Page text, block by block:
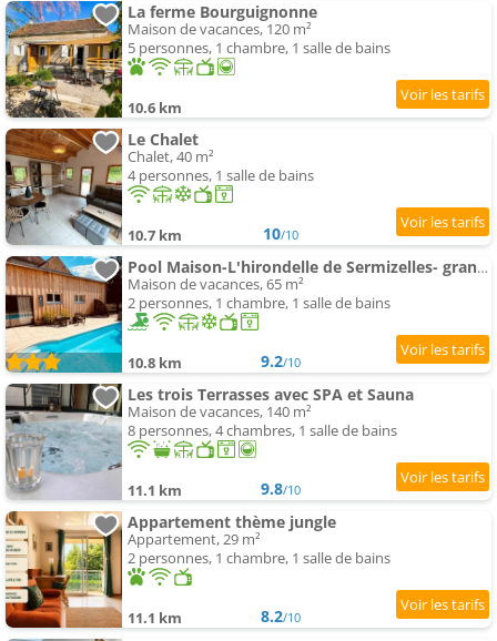
La ferme Bourguignonne
Maison de vacances, 120 m²
5 personnes, 1 chambre, 1 salle de bains
10.6 km
Le Chalet
Chalet, 40 m²
4 personnes, 1 salle de bains
10.7 km 10/10
Pool Maison-L'hirondelle de Sermizelles- grand jardin, calme et nature aux portes du Morvan
Maison de vacances, 65 m²
2 personnes, 1 chambre, 1 salle de bains
10.8 km 9.2/10
Les trois Terrasses avec SPA et Sauna
Maison de vacances, 140 m²
8 personnes, 4 chambres, 1 salle de bains
11.1 km 9.8/10
Appartement thème jungle
Appartement, 29 m²
2 personnes, 1 chambre, 1 salle de bains
11.1 km 8.2/10